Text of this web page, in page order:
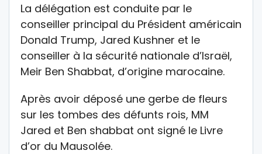
La délégation est conduite par le
conseiller principal du Président américain
Donald Trump, Jared Kushner et le
conseiller à la sécurité nationale d’Israël,
Meir Ben Shabbat, d’origine marocaine.
Après avoir déposé une gerbe de fleurs
sur les tombes des défunts rois, MM
Jared et Ben shabbat ont signé le Livre
d’or du Mausolée.